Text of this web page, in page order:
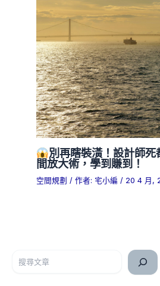
別再瞎裝潢！設計師
間放大術，學到賺到！
空間規劃 / 作者: 宅小編/ 20 4 月,